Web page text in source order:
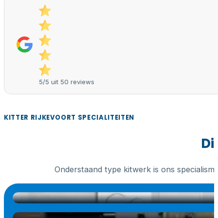
5/5 uit 50 reviews
KITTER RIJKEVOORT SPECIALITEITEN
Onderstaand type kitwerk is ons